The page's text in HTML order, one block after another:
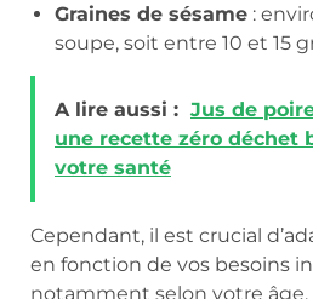
Graines de sésame :
soupe, soit entre 10 et 15
A lire aussi : Jus de
une recette zéro déchet
votre santé
Cependant, il est crucial
en fonction de vos besoins
notamment selon votre âge,